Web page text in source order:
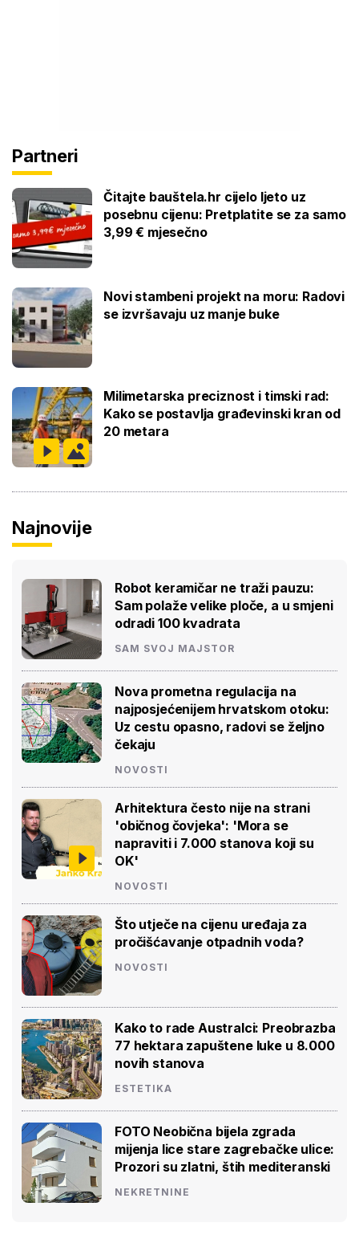
Partneri
Čitajte bauštela.hr cijelo ljeto uz
posebnu cijenu: Pretplatite se za samo
3,99 € mjesečno
Novi stambeni projekt na moru: Radovi
se izvršavaju uz manje buke
Milimetarska preciznost i timski rad:
Kako se postavlja građevinski kran od
20 metara
Najnovije
Robot keramičar ne traži pauzu:
Sam polaže velike ploče, a u smjeni
odradi 100 kvadrata
SAM SVOJ MAJSTOR
Nova prometna regulacija na
najposjećenijem hrvatskom otoku:
Uz cestu opasno, radovi se željno
čekaju
NOVOSTI
Arhitektura često nije na strani
'običnog čovjeka': 'Mora se
napraviti i 7.000 stanova koji su
OK'
NOVOSTI
Što utječe na cijenu uređaja za
pročišćavanje otpadnih voda?
NOVOSTI
Kako to rade Australci: Preobrazba
77 hektara zapuštene luke u 8.000
novih stanova
ESTETIKA
FOTO Neobična bijela zgrada
mijenja lice stare zagrebačke ulice:
Prozori su zlatni, štih mediteranski
NEKRETNINE